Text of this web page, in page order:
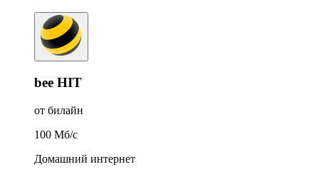
bee HIT
от билайн
100 Мб/c
Домашний интернет